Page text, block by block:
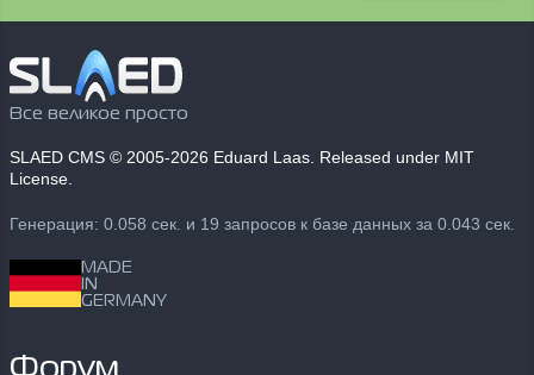
Все великое просто
SLAED CMS © 2005-2026 Eduard Laas. Released under MIT
License.
Генерация: 0.058 сек. и 19 запросов к базе данных за 0.043 сек.
MADE
IN
GERMANY